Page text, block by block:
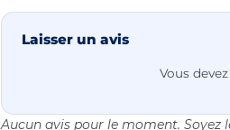
Laisser un avis
Vous
Aucun avis pour le moment.